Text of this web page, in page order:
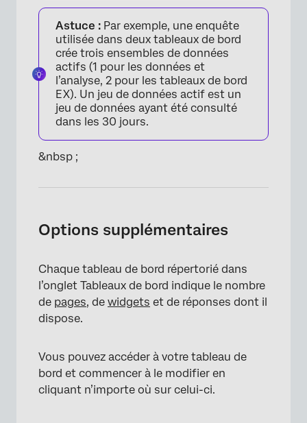
Astuce : Par exemple, une enquête
utilisée dans deux tableaux de bord
crée trois ensembles de données
actifs (1 pour les données et
l’analyse, 2 pour les tableaux de bord
EX). Un jeu de données actif est un
jeu de données ayant été consulté
dans les 30 jours.
&nbsp ;
Options supplémentaires
Chaque tableau de bord répertorié dans
l’onglet Tableaux de bord indique le nombre
de pages, de widgets et de réponses dont il
dispose.
Vous pouvez accéder à votre tableau de
bord et commencer à le modifier en
cliquant n’importe où sur celui-ci.